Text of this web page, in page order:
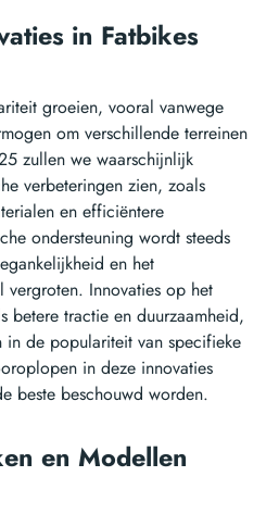
in Fatbikes
groeien, vooral vanwege
om verschillende terreinen
zullen we waarschijnlijk
verbeteringen zien, zoals
en efficiëntere
ondersteuning wordt steeds
en het
vergroten. Innovaties op het
betere tractie en duurzaamheid,
de populariteit van specifieke
in deze innovaties
beste beschouwd worden.
en Modellen